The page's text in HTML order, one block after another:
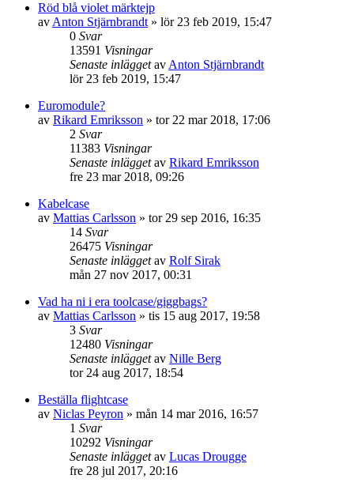
Röd blå violet märktejp
av Anton Stjärnbrandt » lör 23 feb 2019, 15:47
0 Svar
13591 Visningar
Senaste inläggetav Anton Stjärnbrandt
lör 23 feb 2019, 15:47
Euromodule?
av Rikard Emriksson » tor 22 mar 2018, 17:06
2 Svar
11383 Visningar
Senaste inläggetav Rikard Emriksson
fre 23 mar 2018, 09:26
Kabelcase
av Mattias Carlsson » tor 29 sep 2016, 16:35
14 Svar
26475 Visningar
Senaste inläggetav Rolf Sirak
mån 27 nov 2017, 00:31
Vad ha ni i era toolcase/giggbags?
av Mattias Carlsson » tis 15 aug 2017, 19:58
3 Svar
12480 Visningar
Senaste inläggetav Nille Berg
tor 24 aug 2017, 18:54
Beställa flightcase
av Niclas Peyron » mån 14 mar 2016, 16:57
1 Svar
10292 Visningar
Senaste inläggetav Lucas Drougge
fre 28 jul 2017, 20:16